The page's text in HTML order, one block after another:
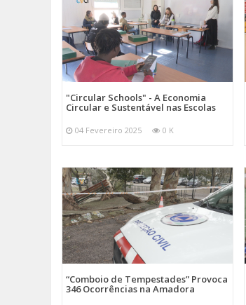
"Circular Schools" - A Economia
Circular e Sustentável nas Escolas
04 Fevereiro 2025 0 K
“Comboio de Tempestades” Provoca
346 Ocorrências na Amadora